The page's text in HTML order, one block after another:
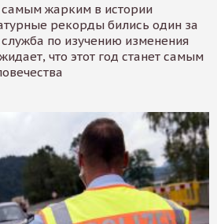
самым жарким в истории
рекорды бились один за
по изучению изменения
что этот год станет самым